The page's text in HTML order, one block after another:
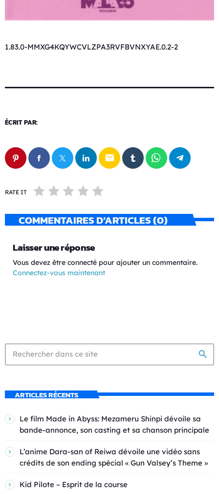
1.83.0-MMXG4KQYWCVLZPA3RVFBVNXYAE.0.2-2
ÉCRIT PAR:
email
RATE IT
COMMENTAIRES D’ARTICLES (0)
Laisser une réponse
Vous devez être connecté pour ajouter un commentaire.
Connectez-vous maintenant
search
ARTICLES RÉCENTS
Le film Made in Abyss: Mezameru Shinpi dévoile sa
bande-annonce, son casting et sa chanson principale
L’anime Dara-san of Reiwa dévoile une vidéo sans
crédits de son ending spécial « Gun Valsey’s Theme »
Kid Pilote – Esprit de la course